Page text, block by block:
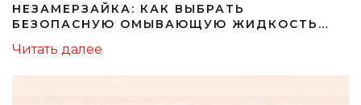
НЕЗАМЕРЗАЙКА: КАК ВЫБРАТЬ
БЕЗОПАСНУЮ ОМЫВАЮЩУЮ ЖИДКОСТЬ
ТЕМПЕРАТУРЕ И БРЕНДУ
Читать далее